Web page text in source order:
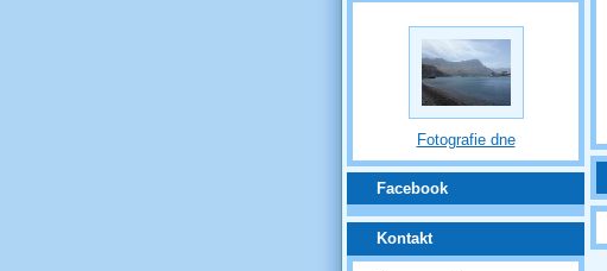
Fotografie dne
Facebook
Kontakt